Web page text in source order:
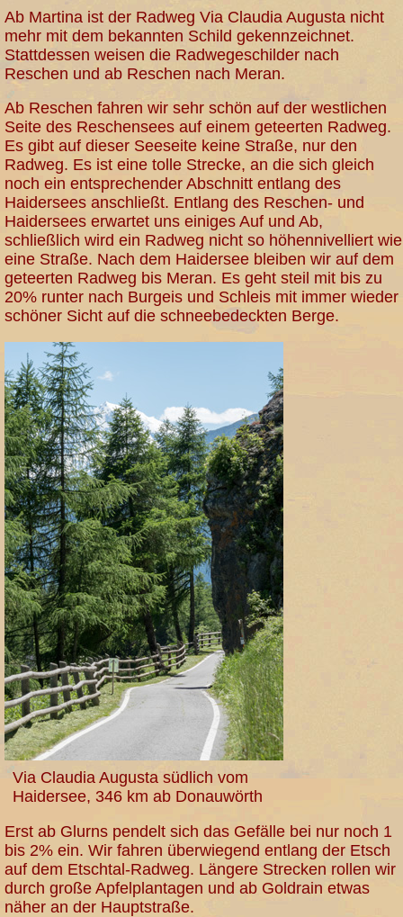
Ab Martina ist der Radweg Via Claudia Augusta nicht
mehr mit dem bekannten Schild gekennzeichnet.
Stattdessen weisen die Radwegeschilder nach
Reschen und ab Reschen nach Meran.
Ab Reschen fahren wir sehr schön auf der westlichen
Seite des Reschensees auf einem geteerten Radweg.
Es gibt auf dieser Seeseite keine Straße, nur den
Radweg. Es ist eine tolle Strecke, an die sich gleich
noch ein entsprechender Abschnitt entlang des
Haidersees anschließt. Entlang des Reschen- und
Haidersees erwartet uns einiges Auf und Ab,
schließlich wird ein Radweg nicht so höhennivelliert wie
eine Straße. Nach dem Haidersee bleiben wir auf dem
geteerten Radweg bis Meran. Es geht steil mit bis zu
20% runter nach Burgeis und Schleis mit immer wieder
schöner Sicht auf die schneebedeckten Berge.
Via Claudia Augusta südlich vom
Haidersee, 346 km ab Donauwörth
Erst ab Glurns pendelt sich das Gefälle bei nur noch 1
bis 2% ein. Wir fahren überwiegend entlang der Etsch
auf dem Etschtal-Radweg. Längere Strecken rollen wir
durch große Apfelplantagen und ab Goldrain etwas
näher an der Hauptstraße.